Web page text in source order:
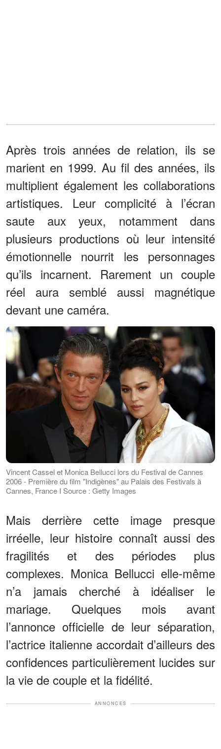
Après trois années de relation, ils se
marient en 1999. Au fil des années, ils
multiplient également les collaborations
artistiques. Leur complicité à l’écran
saute aux yeux, notamment dans
plusieurs productions où leur intensité
émotionnelle nourrit les personnages
qu’ils incarnent. Rarement un couple
réel aura semblé aussi magnétique
devant une caméra.
Vincent Cassel et Monica Bellucci lors du Festival de Cannes
2006 - Première du film "Indigènes" au Palais des Festivals à
Cannes, France I Source : Getty Images
Mais derrière cette image presque
irréelle, leur histoire connaît aussi des
fragilités et des périodes plus
complexes. Monica Bellucci elle-même
n’a jamais cherché à idéaliser le
mariage. Quelques mois avant
l’annonce officielle de leur séparation,
l’actrice italienne accordait d’ailleurs des
confidences particulièrement lucides sur
la vie de couple et la fidélité.
ANNONCES